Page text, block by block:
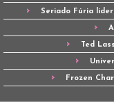
Seriado Fúria
Ted
Frozen